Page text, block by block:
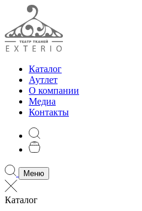
Каталог
Аутлет
О компании
Медиа
Контакты
Меню
Каталог